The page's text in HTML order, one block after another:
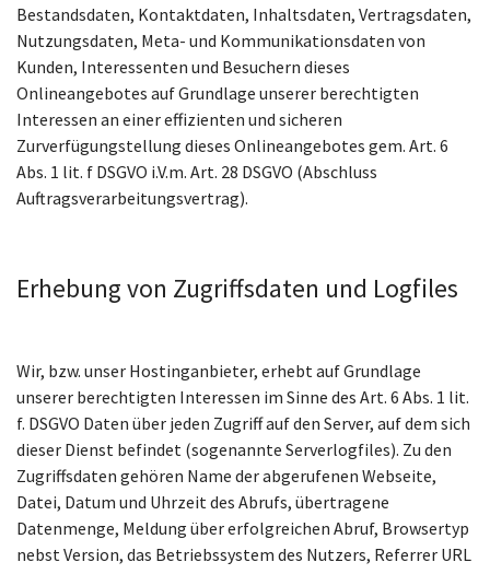
Bestandsdaten, Kontaktdaten, Inhaltsdaten, Vertragsdaten,
Nutzungsdaten, Meta- und Kommunikationsdaten von
Kunden, Interessenten und Besuchern dieses
Onlineangebotes auf Grundlage unserer berechtigten
Interessen an einer effizienten und sicheren
Zurverfügungstellung dieses Onlineangebotes gem. Art. 6
Abs. 1 lit. f DSGVO i.V.m. Art. 28 DSGVO (Abschluss
Auftragsverarbeitungsvertrag).
Erhebung von Zugriffsdaten und Logfiles
Wir, bzw. unser Hostinganbieter, erhebt auf Grundlage
unserer berechtigten Interessen im Sinne des Art. 6 Abs. 1 lit.
f. DSGVO Daten über jeden Zugriff auf den Server, auf dem sich
dieser Dienst befindet (sogenannte Serverlogfiles). Zu den
Zugriffsdaten gehören Name der abgerufenen Webseite,
Datei, Datum und Uhrzeit des Abrufs, übertragene
Datenmenge, Meldung über erfolgreichen Abruf, Browsertyp
nebst Version, das Betriebssystem des Nutzers, Referrer URL